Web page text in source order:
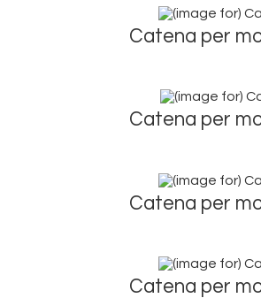
Catena per
Catena per
Catena per
Catena per